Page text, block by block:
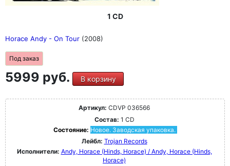
1 CD
Horace Andy - On Tour (2008)
Под заказ
5999 руб. В корзину
Артикул: CDVP 036566
Состав: 1 CD
Состояние: Новое. Заводская упаковка.
Лейбл: Trojan Records
Исполнители: Andy, Horace (Hinds, Horace) / Andy, Horace (Hinds,
Horace)